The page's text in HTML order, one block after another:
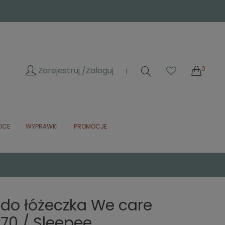
Zarejestruj /Zaloguj | 0
WYPRAWKI PROMOCJE
łóżeczka We care